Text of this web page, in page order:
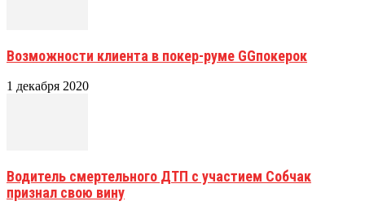
Возможности клиента в покер-руме GGпокерок
1 декабря 2020
Водитель смертельного ДТП с участием Собчак
признал свою вину